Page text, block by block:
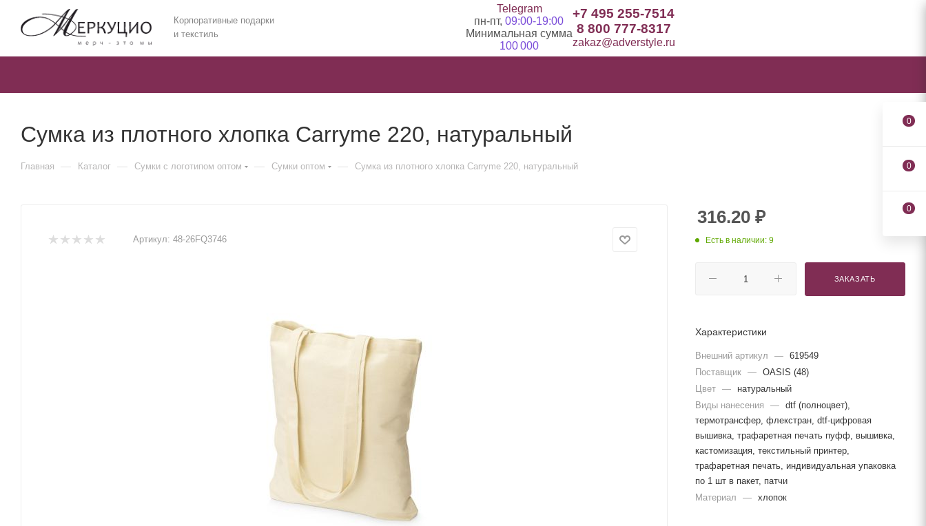
Корпоративные подарки
и текстиль
Telegram
пн-пт, 09:00-19:00
Минимальная сумма
100 000
+7 495 255-7514
8 800 777-8317
zakaz@adverstyle.ru
Сумка из плотного хлопка Carryme 220, натуральный
Главная — Каталог — Сумки с логотипом оптом — Сумки оптом — Сумка из плотного хлопка Carryme 220, натуральный
Артикул: 48-26FQ3746
316.20 ₽
Есть в наличии: 9
ЗАКАЗАТЬ
Характеристики
Внешний артикул — 619549
Поставщик — OASIS (48)
Цвет —
натуральный
Виды нанесения
— dtf (полноцвет),
термотрансфер, флекстран, dtf-цифровая
вышивка, трафаретная печать пуфф, вышивка,
кастомизация, текстильный принтер,
трафаретная печать, индивидуальная упаковка
по 1 шт в пакет, патчи
Материал
— хлопок
0
0
0